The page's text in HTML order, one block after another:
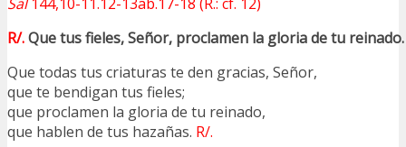
R/.Que tus fieles, Señor, proclamen la gloria de tu reinado.
Que todas tus criaturas te den gracias, Señor,
que te bendigan tus fieles;
que proclamen la gloria de tu reinado,
que hablen de tus hazañas. R/.